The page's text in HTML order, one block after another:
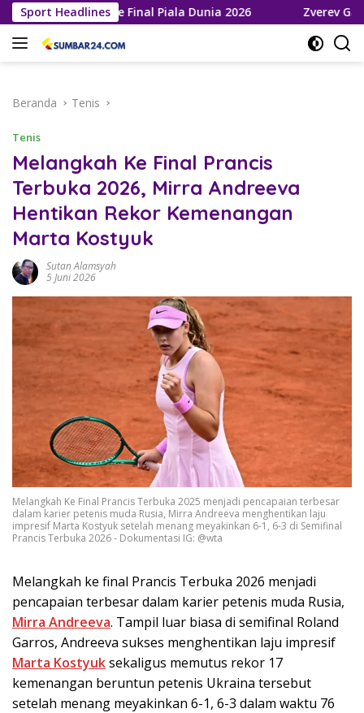
Langsung
ke
konten
Sport Headlines
ke Final Piala Dunia 2026 Zverev Gagal Juara
Beranda Tenis
Tenis
Melangkah Ke Final Prancis
Terbuka 2026, Mirra Andreeva
Hentikan Rekor Kemenangan
Marta Kostyuk
Sutan Alamsyah
5 Juni 2026
Melangkah Ke Final Prancis Terbuka 2025 menjadi pencapaian terbesar
dalam karier petenis muda Rusia, Mirra Andreeva menghentikan laju
impresif Marta Kostyuk setelah menang meyakinkan 6-1, 6-3 di Semifinal
Prancis Terbuka 2026 - Dokumentasi IG: @wta
Melangkah ke final Prancis Terbuka 2026 menjadi
pencapaian terbesar dalam karier petenis muda Rusia,
Mirra Andreeva. Tampil luar biasa di semifinal Roland
Garros, Andreeva sukses menghentikan laju impresif
Marta Kostyuksekaligus memutus rekor 17
kemenangan beruntun petenis Ukraina tersebut
setelah menang meyakinkan 6-1, 6-3 dalam waktu 76